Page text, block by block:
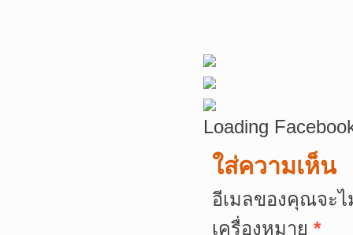
Loading
ใส่ความเห็น
อีเมลของคุณจะ
เครื่องหมาย *